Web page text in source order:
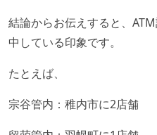
結論からお伝えすると、
中している印象です。
たとえば、
宗谷管内：稚内市に2店舗